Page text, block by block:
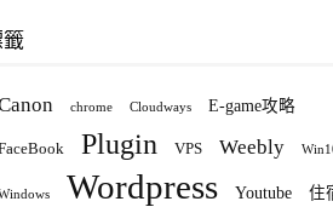
chrome Cloudways E-game攻略
Plugin VPS Weebly
Wordpress Youtube 住